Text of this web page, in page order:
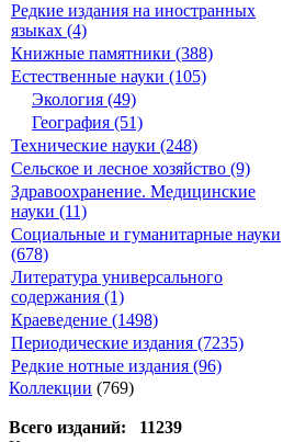
Редкие издания на иностранных
языках (4)
Книжные памятники (388)
Естественные науки (105)
Экология (49)
География (51)
Технические науки (248)
Сельское и лесное хозяйство (9)
Здравоохранение. Медицинские
науки (11)
Социальные и гуманитарные науки
(678)
Литература универсального
содержания (1)
Краеведение (1498)
Периодические издания (7235)
Редкие нотные издания (96)
Коллекции (769)
Всего изданий: 11239